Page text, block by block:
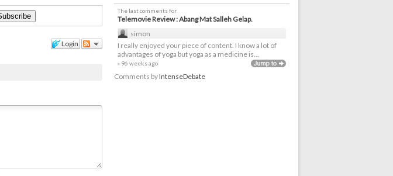
Login
The last comments for
Telemovie Review : Abang Mat Salleh Gelap.
simon
I really enjoyed your piece of content. I know a lot of
advantages of yoga but yoga as a medicine is...
» 96 weeks ago
Comments byIntenseDebate